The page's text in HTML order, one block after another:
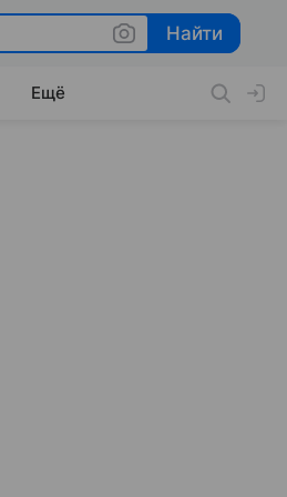
Найти
Найти
Ещё